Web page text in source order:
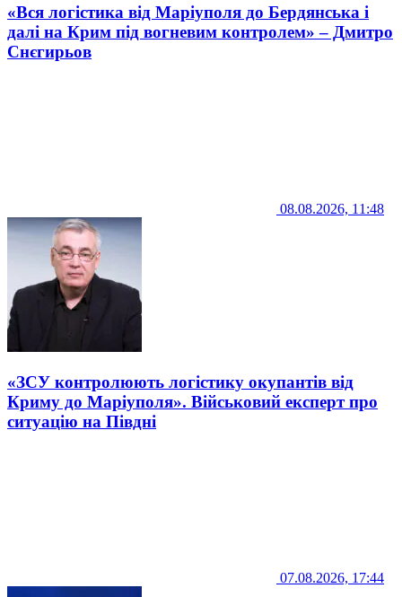
«Вся логістика від Маріуполя до Бердянська і
далі на Крим під вогневим контролем» – Дмитро
Снєгирьов
08.08.2026, 11:48
«ЗСУ контролюють логістику окупантів від
Криму до Маріуполя». Військовий експерт про
ситуацію на Півдні
07.08.2026, 17:44